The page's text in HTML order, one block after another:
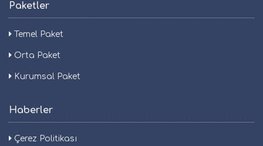
Paketler
Temel Paket
Orta Paket
Kurumsal Paket
Haberler
Çerez Politikası